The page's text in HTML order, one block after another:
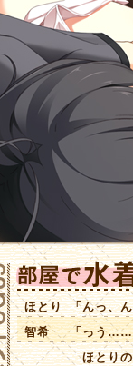
ほとり 「んっ、
智希
「っう……
ほとりの